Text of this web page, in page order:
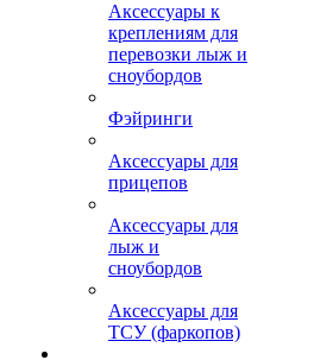
Аксессуары к
креплениям для
перевозки лыж и
сноубордов
Фэйринги
Аксессуары для
прицепов
Аксессуары для
лыж и
сноубордов
Аксессуары для
ТСУ (фаркопов)